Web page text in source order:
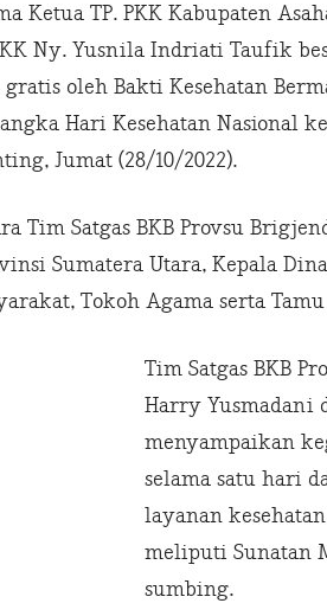
Ketua TP. PKK Kabupaten
Ny. Yusnila Indriati Taufik
oleh Bakti Kesehatan
Hari Kesehatan Nasional
Jumat (28/10/2022).
Tim Satgas BKB Provsu
Sumatera Utara, Kepala
Tokoh Agama serta
Tim Satgas BKB
Harry Yusmadani
menyampaikan
selama satu hari
layanan
meliputi Sunatan
sumbing.